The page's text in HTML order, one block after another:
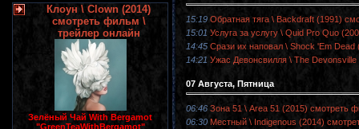
Клоун \ Clown (2014)
смотреть фильм \
трейлер онлайн
Зелёный Чай With Bergamot
"GreenTeaWithBergamot"
15:19 Обратная тяга \ Backdraft (1991)
15:01 Услуга за услугу \ Quid Pro Quo
14:45 Срази их наповал \ Shock 'Em
14:21 Ужас Девонсвилля \ The
07 Августа, Пятница
06:46 Зона 51 \ Area 51 (2015) смотреть
06:30 Местный \ Indigenous (2014)